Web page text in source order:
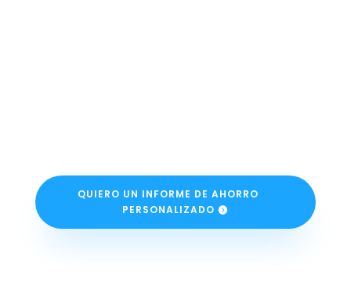
QUIERO UN INFORME DE AHORRO
PERSONALIZADO